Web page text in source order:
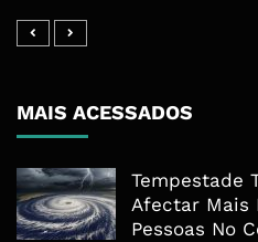
MAIS ACESSADOS
Tempestade
Afectar Mais
Pessoas No